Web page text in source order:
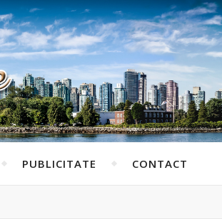
PUBLICITATE CONTACT